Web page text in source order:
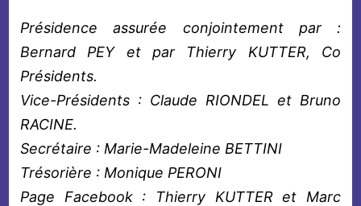
Présidence assurée conjointement par :
Bernard PEY et par Thierry KUTTER, Co
Présidents.
Vice-Présidents : Claude RIONDEL et Bruno
RACINE.
Secrétaire : Marie-Madeleine BETTINI
Trésorière : Monique PERONI
Page Facebook : Thierry KUTTER et Marc